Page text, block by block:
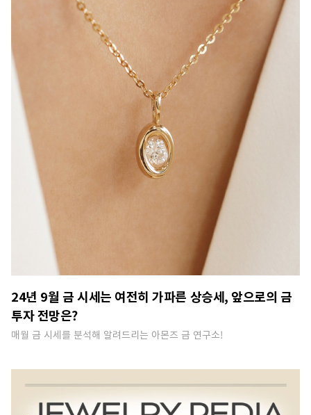
24년 9월 금 시세는 여전히 가파른 상승세, 앞으로의 금
투자 전망은?
매월 금 시세를 분석해 알려드리는 아몬즈 금 연구소!